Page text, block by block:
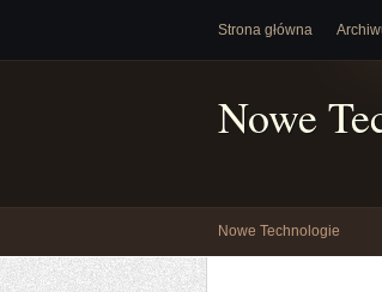
Strona główna
Nowe
Nowe Technologie